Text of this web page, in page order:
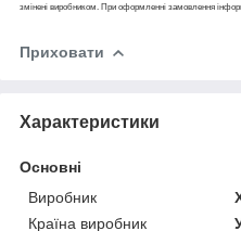
змінені виробником. При оформленні замовлення
Приховати
Характеристики
Основні
Виробник
Країна виробник